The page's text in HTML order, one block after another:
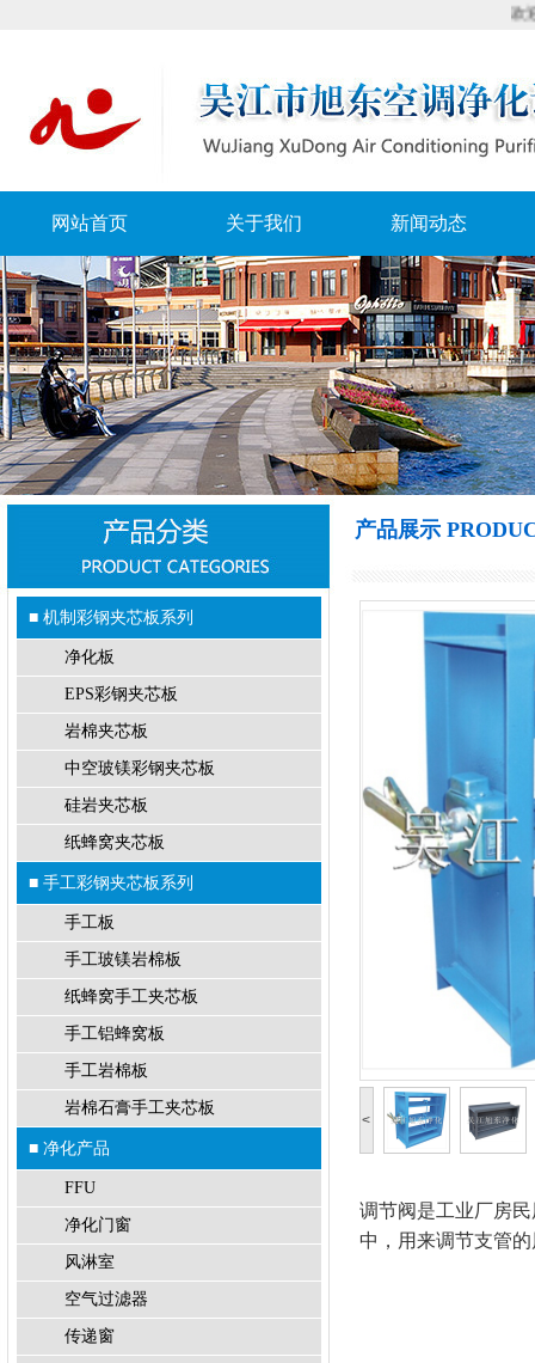
欢迎来
网站首页 关于我们 新闻动态
■ 机制彩钢夹芯板系列
净化板
EPS彩钢夹芯板
岩棉夹芯板
中空玻镁彩钢夹芯板
硅岩夹芯板
纸蜂窝夹芯板
■ 手工彩钢夹芯板系列
手工板
手工玻镁岩棉板
纸蜂窝手工夹芯板
手工铝蜂窝板
手工岩棉板
岩棉石膏手工夹芯板
■ 净化产品
FFU
净化门窗
风淋室
空气过滤器
传递窗
产品展示
<
调节阀是工业厂房
中，用来调节支管